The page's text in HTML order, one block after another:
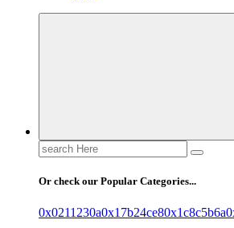
Search
for:
Or check our Popular Categories...
0x0211230a0x17b24ce80x1c8c5b6a